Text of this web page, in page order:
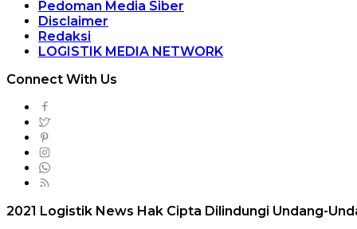
Pedoman Media Siber
Disclaimer
Redaksi
LOGISTIK MEDIA NETWORK
Connect With Us
2021 Logistik News Hak Cipta Dilindungi Undang-